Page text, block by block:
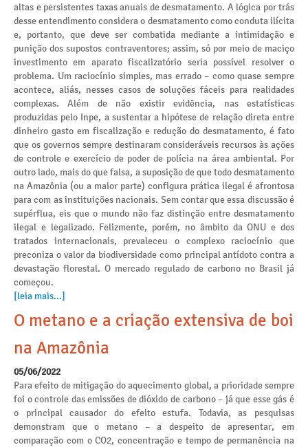
altas e persistentes taxas anuais de desmatamento. A lógica por trás
desse entendimento considera o desmatamento como conduta ilícita
e, portanto, que deve ser combatida mediante a intimidação e
punição dos supostos contraventores; assim, só por meio de maciço
investimento em aparato fiscalizatório seria possível resolver o
problema. Um raciocínio simples, mas errado – como quase sempre
acontece, aliás, nesses casos de soluções fáceis para realidades
complexas. Além de não existir evidência, nas estatísticas
produzidas pelo Inpe, a sustentar a hipótese de relação direta entre
dinheiro gasto em fiscalização e redução do desmatamento, é fato
que os governos sempre destinaram consideráveis recursos às ações
de controle e exercício de poder de polícia na área ambiental. Por
outro lado, mais do que falsa, a suposição de que todo desmatamento
na Amazônia (ou a maior parte) configura prática ilegal é afrontosa
para com as instituições nacionais. Sem contar que essa discussão é
supérflua, eis que o mundo não faz distinção entre desmatamento
ilegal e legalizado. Felizmente, porém, no âmbito da ONU e dos
tratados internacionais, prevaleceu o complexo raciocínio que
preconiza o valor da biodiversidade como principal antídoto contra a
devastação florestal. O mercado regulado de carbono no Brasil já
começou.
[leia mais...]
O metano e a criação extensiva de boi
na Amazônia
05/06/2022
Para efeito de mitigação do aquecimento global, a prioridade sempre
foi o controle das emissões de dióxido de carbono – já que esse gás é
o principal causador do efeito estufa. Todavia, as pesquisas
demonstram que o metano – a despeito de apresentar, em
comparação com o CO2, concentração e tempo de permanência na